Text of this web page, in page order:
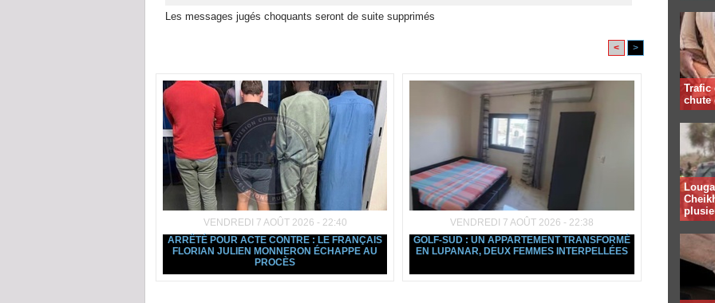
Les messages jugés choquants seront de suite supprimés
< >
VENDREDI 7 AOÛT 2026 - 22:40
ARRÊTÉ POUR ACTE CONTRE : LE FRANÇAIS
FLORIAN JULIEN MONNERON ÉCHAPPE AU
PROCÈS
VENDREDI 7 AOÛT 2026 - 22:38
GOLF-SUD : UN APPARTEMENT TRANSFORMÉ
EN LUPANAR, DEUX FEMMES INTERPELLÉES
Trafic
chute